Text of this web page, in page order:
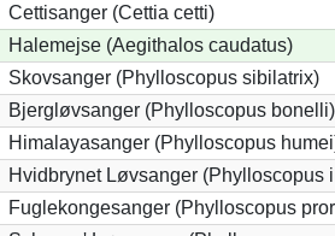
Cettisanger (Cettia cetti)
Halemejse (Aegithalos caudatus)
Skovsanger (Phylloscopus sibilatrix)
Bjergløvsanger (Phylloscopus bonelli)
Himalayasanger (Phylloscopus
Hvidbrynet Løvsanger (Phylloscopus
Fuglekongesanger (Phylloscopus